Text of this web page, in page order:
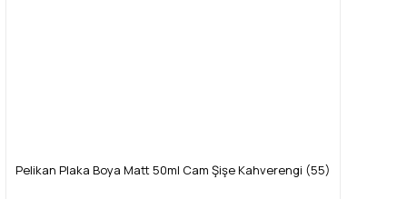
Pelikan Plaka Boya Matt 50ml Cam Şişe Kahverengi (55)